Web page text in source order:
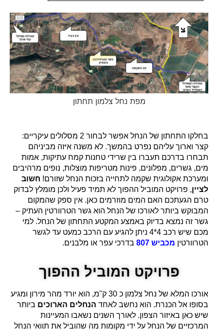
מפת נחל צלמון תחתון
בחלקו התחתון של הנחל אפשר לבחור 2 מסלולים עיקריים:
קצר וארוך עליהם נפרט בהמשך. לא משנה איזה מביניהם
תבחרו בדרכם תעברו בין שרידי טחנות קמח עתיקות, אמות
מים, גשרים, מפלונים, פינות מטריפות מוצלות, נופים מרהיבים
ומערכת אקולוגית שקמה לתחייה בזכות הנחל שזורם! חשוב
לציין, פרויקט המוביל ההפוך לא תמיד פעיל ולכן מומלץ לבדוק
טרם הגעתכם האם המים מוזרמים כאן. אין ספק שהמקום
המבוקש ביותר לאורכו של הנחל הוא גשר הטרוורטין העתיק –
גשר זה נמצא בדיוק באמצע המקטע התחתון של הנחל. למי
מכם שיש רכב 4*4 ניתן להגיע עם הרכב כמעט עד לגשר
הטרוורטין מכביש 807 בדרכי עפר או מלבנים.
פרויקט המוביל ההפוך
אורכו המלא של נחל צלמון כ 30 ק"מ, הוא יורד מהר מירון ומגיע
בסופו אל הכנרת. הוא נחשב לאחד הנחלים הארוכים ביותר
שיש כאן באיזור הצפון. לאורך השנים נשאבו המעיינות
המרכזיים של הנחל על ידי מקומות מה שהוביל את תוואי הנחל